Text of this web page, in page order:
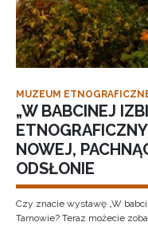
MUZEUM
„W BABCINEJ
NOWEJ,
ODSŁONIE
Czy znacie wystawę „W
Tarnowie? Teraz możecie